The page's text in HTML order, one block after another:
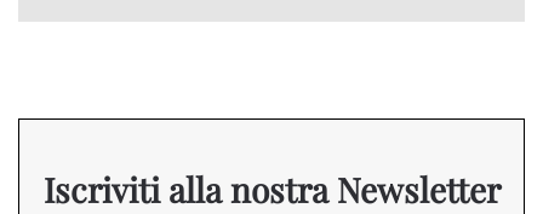
Iscriviti alla nostra Newsletter